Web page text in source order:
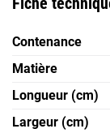
Contenance
Matière
Longueur (cm)
Largeur (cm)